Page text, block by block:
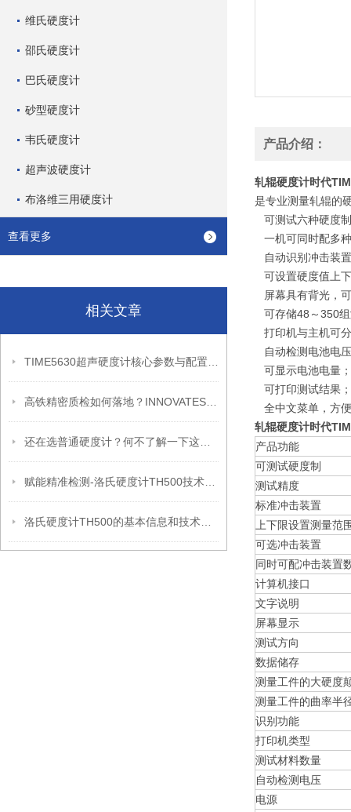
维氏硬度计
邵氏硬度计
巴氏硬度计
砂型硬度计
韦氏硬度计
超声波硬度计
布洛维三用硬度计
查看更多
相关文章
产品介绍：
轧辊硬度计时代
是专业测量轧辊的
可测试六种硬度
一机可同时配多
自动识别冲击装
可设置硬度值上
屏幕具有背光，
可存储48～350
打印机与主机可
自动检测电池电
可显示电池电量；
可打印测试结果；
全中文菜单，方
轧辊硬度计时代
产品功能
可测试硬度制
测试精度
标准冲击装置
上下限设置测量范
可选冲击装置
同时可配冲击装置
计算机接口
文字说明
屏幕显示
测试方向
数据储存
测量工件的大硬度
测量工件的曲率半
识别功能
打印机类型
测试材料数量
自动检测电压
电源